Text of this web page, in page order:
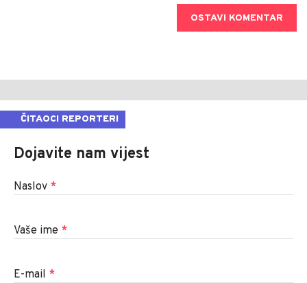
OSTAVI KOMENTAR
ČITAOCI REPORTERI
Dojavite nam vijest
Naslov *
Vaše ime *
E-mail *